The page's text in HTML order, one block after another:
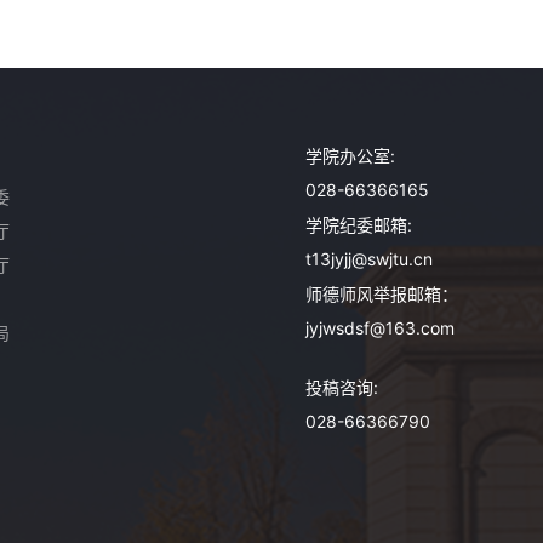
学院办公室:
028-66366165
学院纪委邮箱:
t13jyjj@swjtu.cn
师德师风举报邮箱：
jyjwsdsf@163.com
投稿咨询:
028-66366790